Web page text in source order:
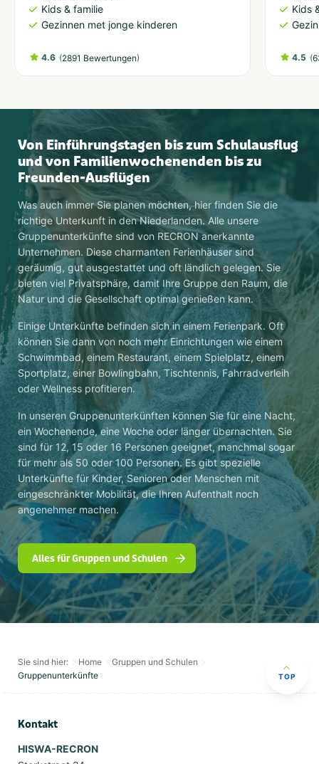
Kids & familie
Gezinnen met jonge kinderen
4.6 (2891 Bewertungen)
Kids
4.5 (
Von Einführungstagen bis zum Schulausflug
und von Familienwochenenden bis zu
Freunden-Ausflügen
Was auch immer Sie planen möchten, hier finden Sie die
richtige Unterkunft in den Niederlanden. Alle unsere
Gruppenunterkünfte sind von RECRON anerkannte
Unternehmen. Diese charmanten Ferienhäuser sind
geräumig, gut ausgestattet und oft ländlich gelegen. Sie
bieten viel Privatsphäre, damit Ihre Gruppe den Raum, die
Natur und die Gesellschaft optimal genießen kann.
Einige Unterkünfte befinden sich in einem Ferienpark. Oft
können Sie dann von noch mehr Einrichtungen wie einem
Schwimmbad, einem Restaurant, einem Spielplatz, einem
Sportplatz, einer Bowlingbahn, Tischtennis, Fahrradverleih
oder Wellness profitieren.
In unseren Gruppenunterkünften können Sie für eine Nacht,
ein Wochenende, eine Woche oder länger übernachten. Sie
sind für 12, 15 oder 16 Personen geeignet, manchmal sogar
für mehr als 50 oder 100 Personen. Es gibt spezielle
Unterkünfte für Kinder, Senioren oder Menschen mit
eingeschränkter Mobilität, die Ihren Aufenthalt noch
angenehmer machen.
Alles für Gruppen und Schulen
Sie sind hier: Home
Gruppen und Schulen
Gruppenunterkünfte
TOP
Kontakt
HISWA-RECRON